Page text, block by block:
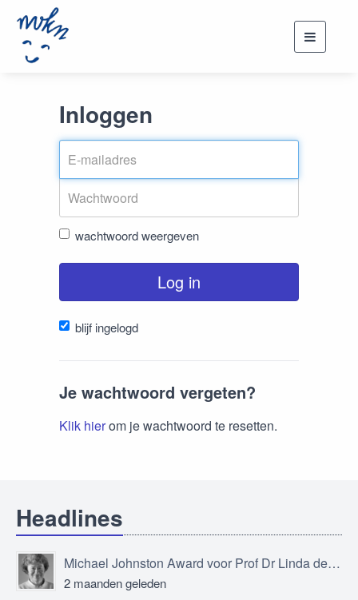
Toggle
Inloggen
wachtwoord weergeven
Log in
blijf ingelogd
Je wachtwoord vergeten?
Klik hierom je wachtwoord te resetten.
Headlines
Michael Johnston Award voor Prof Dr Linda de Vries
2 maanden geleden